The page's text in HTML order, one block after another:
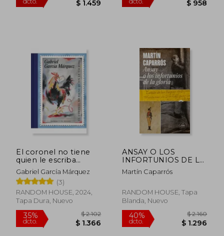
35%
dcto. $ 1.004
30%
dcto.
El coronel no tiene
quien le escriba
(ilustrado)
Gabriel García Márquez
(3)
RANDOM HOUSE, 2024,
Tapa Dura, Nuevo
ANSAY O LOS
INFORTUNIOS DE LA
GLORIA
Martín Caparrós
RANDOM HOUSE, Tapa
Blanda, Nuevo